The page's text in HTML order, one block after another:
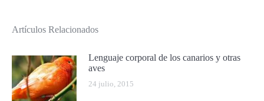
Artículos Relacionados
Lenguaje corporal de los canarios y otras
aves
24 julio, 2015